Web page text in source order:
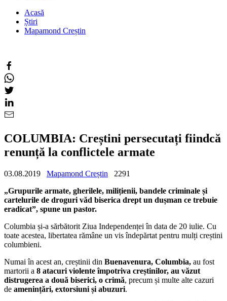
Acasă
Știri
Mapamond Creștin
COLUMBIA: Creștini persecutați fiindcă
renunță la conflictele armate
03.08.2019 Mapamond Creștin
2291
„Grupurile armate, gherilele, milițienii, bandele criminale și
cartelurile de droguri văd biserica drept un dușman ce trebuie
eradicat”, spune un pastor.
Columbia și-a sărbătorit Ziua Independenței în data de 20 iulie. Cu
toate acestea, libertatea rămâne un vis îndepărtat pentru mulți creștini
columbieni.
Numai în acest an, creștinii din Buenavenura, Columbia, au fost
martorii a 8 atacuri violente împotriva creștinilor, au văzut
distrugerea a două biserici, o crimă, precum și multe alte cazuri
de amenințări, extorsiuni și abuzuri.